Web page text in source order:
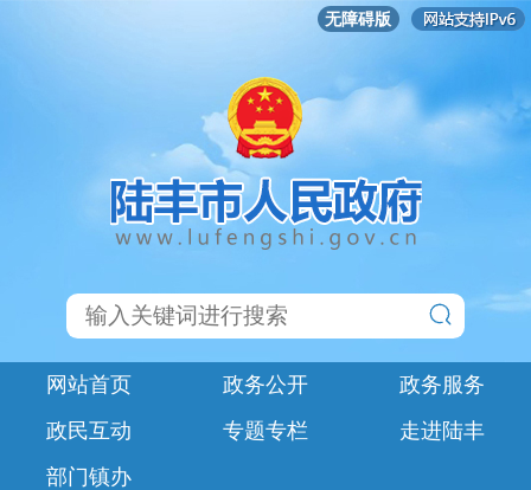
无障碍版
网站首页 政务公开
政务服务
政民互动
专题专栏
走进陆丰
部门镇办